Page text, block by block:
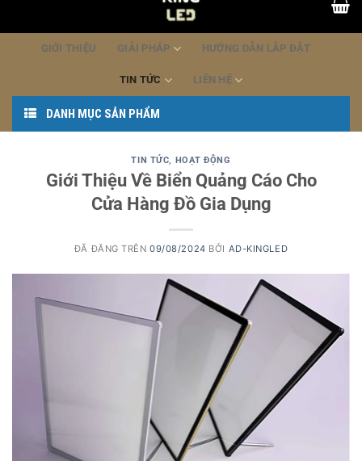
GIỚI THIỆU GIẢI PHÁP HƯỚNG DẪN LẮP ĐẶT
TIN TỨC LIÊN HỆ
DANH MỤC SẢN PHẨM
TIN TỨC HOẠT ĐỘNG
Giới Thiệu Về Biển Quảng Cáo Cho
Cửa Hàng Đồ Gia Dụng
ĐÃ ĐĂNG TRÊN09/08/2024 BỞI AD-KINGLED